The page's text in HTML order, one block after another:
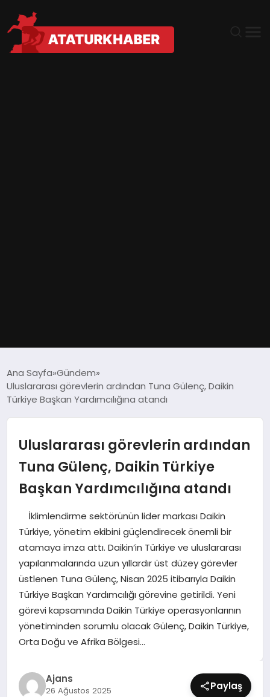
DÜNYA
MAGAZIN
SAĞLIK
SIYASET
SPOR
TEKNOLOJI
YAŞAM
Ana Sayfa Gündem
Uluslararası görevlerin ardından Tuna Gülenç, Daikin
Türkiye Başkan Yardımcılığına atandı
Uluslararası görevlerin ardından
Tuna Gülenç, Daikin Türkiye
Başkan Yardımcılığına atandı
İklimlendirme sektörünün lider markası Daikin
Türkiye, yönetim ekibini güçlendirecek önemli bir
atamaya imza attı. Daikin’in Türkiye ve uluslararası
yapılanmalarında uzun yıllardır üst düzey görevler
üstlenen Tuna Gülenç, Nisan 2025 itibarıyla Daikin
Türkiye Başkan Yardımcılığı görevine getirildi. Yeni
görevi kapsamında Daikin Türkiye operasyonlarının
yönetiminden sorumlu olacak Gülenç, Daikin Türkiye,
Orta Doğu ve Afrika Bölgesi…
Ajans
26 Ağustos 2025 Paylaş